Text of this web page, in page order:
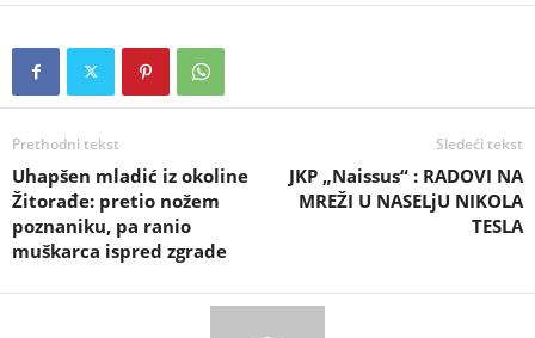
Prethodni tekst
Uhapšen mladić iz okoline
Žitorađe: pretio nožem
poznaniku, pa ranio
muškarca ispred zgrade
Sledeći tekst
JKP „Naissus“ : RADOVI NA
MREŽI U NASELjU NIKOLA
TESLA